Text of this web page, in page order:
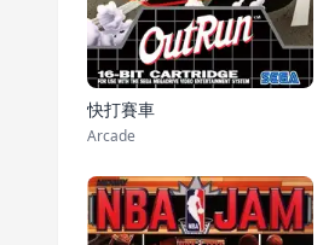
快打賽車
Arcade